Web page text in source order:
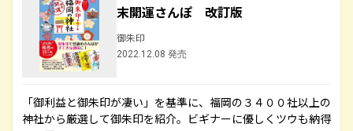
末開運さんぽ 改訂版
御朱印
2022.12.08 発売
「御利益と御朱印が凄い」を基準に、福岡の３４００社以上の
神社から厳選して御朱印を紹介。ビギナーに優しくツウも納得